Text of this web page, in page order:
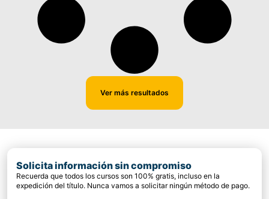
Ver más resultados
Solicita información sin compromiso
Recuerda que todos los cursos son 100% gratis, incluso en la
expedición del título. Nunca vamos a solicitar ningún método de pago.